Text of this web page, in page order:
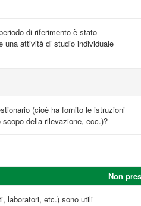
di riferimento è stato
una attività di studio individuale
(cioè ha fornito le istruzioni
della rilevazione, ecc.)?
Non
laboratori, etc.) sono utili